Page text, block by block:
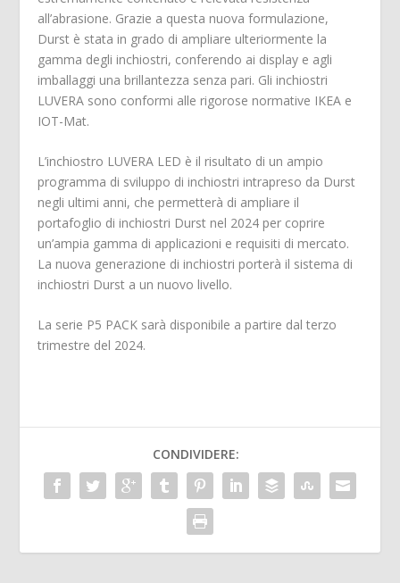
all’abrasione. Grazie a questa nuova formulazione,
Durst è stata in grado di ampliare ulteriormente la
gamma degli inchiostri, conferendo ai display e agli
imballaggi una brillantezza senza pari. Gli inchiostri
LUVERA sono conformi alle rigorose normative IKEA e
IOT-Mat.
L’inchiostro LUVERA LED è il risultato di un ampio
programma di sviluppo di inchiostri intrapreso da Durst
negli ultimi anni, che permetterà di ampliare il
portafoglio di inchiostri Durst nel 2024 per coprire
un’ampia gamma di applicazioni e requisiti di mercato.
La nuova generazione di inchiostri porterà il sistema di
inchiostri Durst a un nuovo livello.
La serie P5 PACK sarà disponibile a partire dal terzo
trimestre del 2024.
CONDIVIDERE: